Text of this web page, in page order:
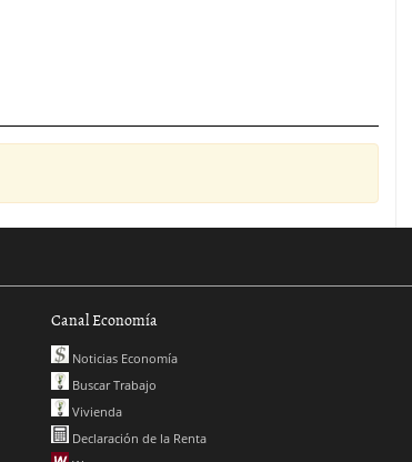
Canal Economía
Noticias Economía
Buscar Trabajo
Vivienda
Declaración de la Renta